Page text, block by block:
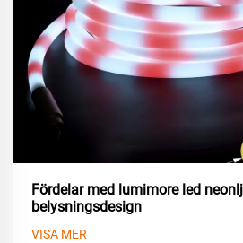
Fördelar med lumimore led
belysningsdesign
VISA MER